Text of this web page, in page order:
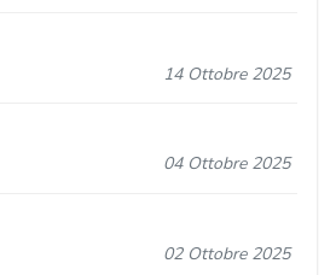
14 Ottobre 2025
04 Ottobre 2025
02 Ottobre 2025